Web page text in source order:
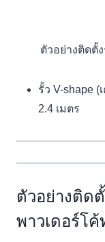
ตัวอย่างติดตั้
รั้ว V-shape (
2.4 เมตร
ตัวอย่างติด
พาวเดอร์โค้